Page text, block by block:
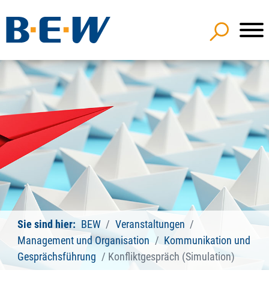
Sie sind hier: BEW
Veranstaltungen
Management und Organisation
Kommunikation und
Gesprächsführung
Konfliktgespräch (Simulation)